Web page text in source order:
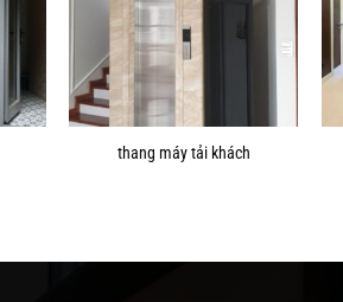
thang máy tải khách